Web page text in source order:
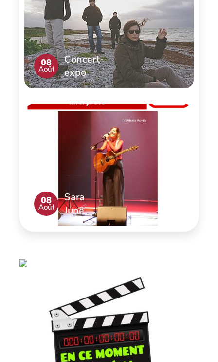
08
Août
Concert-
expo
08
Août
Sara
June